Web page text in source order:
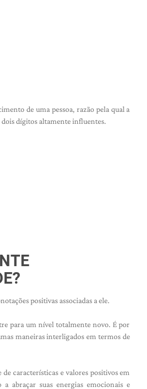
de uma pessoa, razão pela qual a
dígitos altamente influentes.
positivas associadas a ele.
para um nível totalmente novo. É por
maneiras interligados em termos de
características e valores positivos em
abraçar suas energias emocionais e